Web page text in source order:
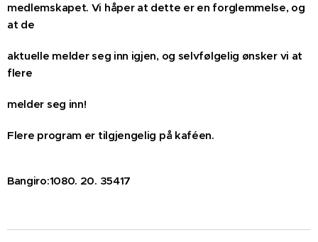
medlemskapet. Vi håper at dette er en forglemmelse, og
at de
aktuelle melder seg inn igjen, og selvfølgelig ønsker vi at
flere
melder seg inn!
Flere program er tilgjengelig på kaféen.
Bangiro:1080. 20. 35417